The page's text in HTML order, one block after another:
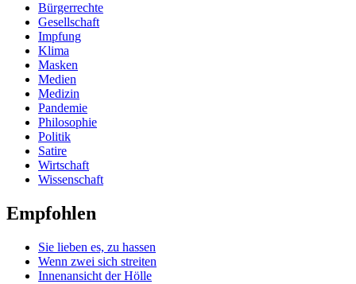
Bürgerrechte
Gesellschaft
Impfung
Klima
Masken
Medien
Medizin
Pandemie
Philosophie
Politik
Satire
Wirtschaft
Wissenschaft
Empfohlen
Sie lieben es, zu hassen
Wenn zwei sich streiten
Innenansicht der Hölle